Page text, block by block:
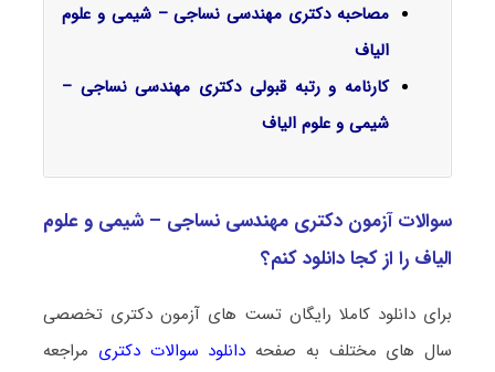
مصاحبه دکتری مهندسی نساجی – شیمی و علوم
الیاف
کارنامه و رتبه قبولی دکتری مهندسی نساجی –
شیمی و علوم الیاف
سوالات آزمون دکتری مهندسی نساجی – شیمی و علوم
الیاف را از کجا دانلود کنم؟
برای دانلود کاملا رایگان تست های آزمون دکتری تخصصی
سال های مختلف به صفحه دانلود سوالات دکتری مراجعه